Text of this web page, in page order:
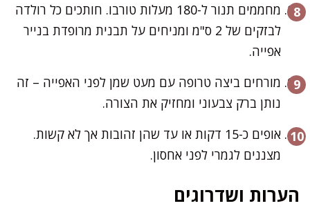
מחממים תנור ל-180 מעלות טורבו. חותכים כל רולדה
לבזקים של 2 ס"מ ומניחים על תבנית מרופדת בנייר
אפייה.
מורחים ביצה טרופה עם מעט שמן לפני האפייה – זה
נותן ברק צבעוני ומחזיק את הצורה.
אופים כ-15 דקות או עד שהן זהובות אך לא קשות.
מצננים לגמרי לפני אחסון.
הערות ושדרוגים